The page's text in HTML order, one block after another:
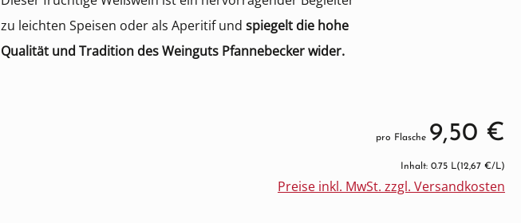
zu leichten Speisen oder als Aperitif und spiegelt die hohe
Qualität und Tradition des Weinguts Pfannebecker wider.
pro Flasche 9,50 €
Inhalt: 0.75 L(12,67 €/L)
Preise inkl. MwSt. zzgl. Versandkosten